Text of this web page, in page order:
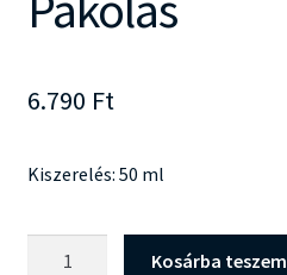
6.790 Ft
Kiszerelés: 50 ml
Kosárba teszem